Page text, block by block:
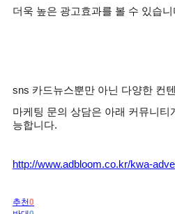
더욱 높은 광고효과를 볼 수 있습니
sns 카드뉴스뿐만 아닌 다양한 컨
마케팅 문의 상담은 아래 커뮤니
능합니다.
http://www.adbloom.co.kr/kwa-
추천0